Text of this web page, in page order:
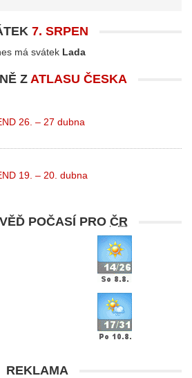
7. SRPEN
má svátek Lada
Z ATLASU ČESKA
26. – 27 dubna
19. – 20. dubna
POČASÍ PRO ČR
REKLAMA